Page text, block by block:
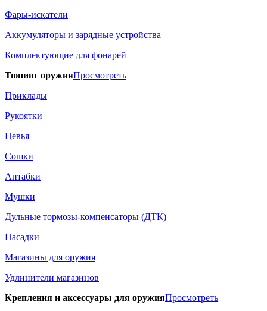
Фары-искатели
Аккумуляторы и зарядные устройства
Комплектующие для фонарей
Тюнинг оружияПросмотреть
Приклады
Рукоятки
Цевья
Сошки
Антабки
Мушки
Дульные тормозы-компенсаторы (ДТК)
Насадки
Магазины для оружия
Удлинители магазинов
Крепления и аксессуары для оружияПросмотреть